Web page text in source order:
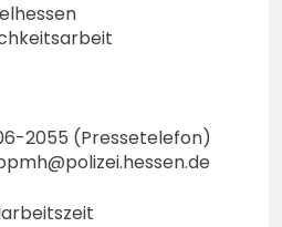
2055 (Pressetelefon)